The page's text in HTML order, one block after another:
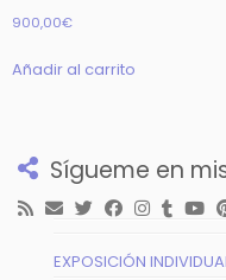
900,00€
Añadir al carrito
Sígueme en
EXPOSICIÓN